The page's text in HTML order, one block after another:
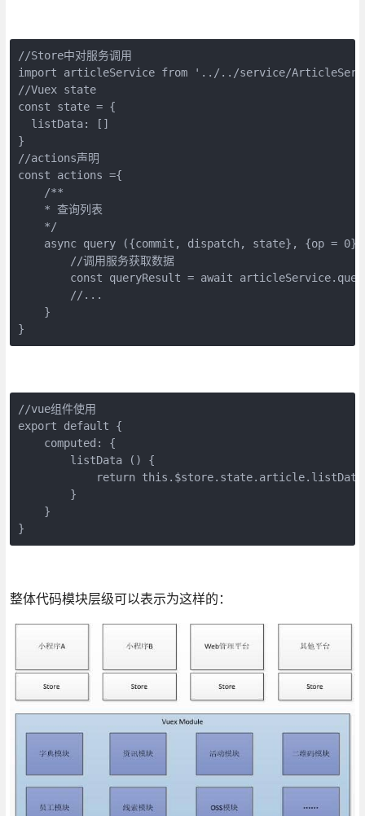
//Store中对服务调用
import articleService from '../../service/
//Vuex state
const state = {
  listData: []
}
//actions声明
const actions ={
    /**
    * 查询列表
    */
async query ({commit, dispatch, state}, {op =
        //调用服务获取数据
const queryResult = await
        //...
    }
}
//vue组件使用
export default {
    computed: {
        listData () {
            return this.$store.state.article.listData
        }
    }
}
整体代码模块层级可以表示为这样的：